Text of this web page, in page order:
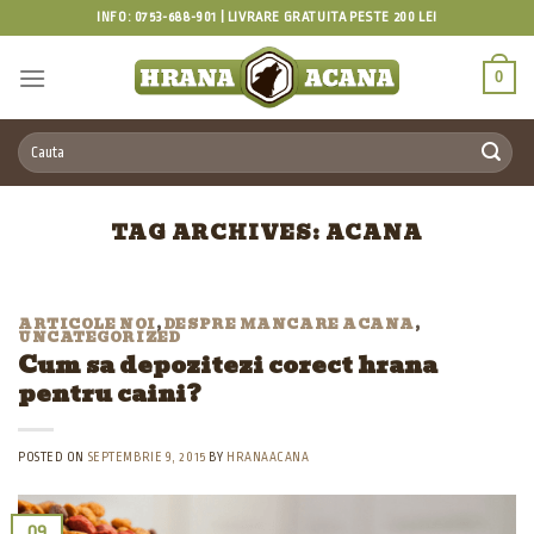
INFO: 0753-688-901 | LIVRARE GRATUITA PESTE 200 LEI
0
Caută după:
TAG ARCHIVES: ACANA
ARTICOLE NOI,DESPRE MANCARE ACANA,
UNCATEGORIZED
Cum sa depozitezi corect hrana
pentru caini?
POSTED ON SEPTEMBRIE 9, 2015 BY HRANAACANA